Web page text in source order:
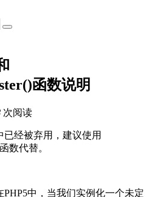
函数说明
次阅读
已经被弃用，建议使用
函数代替。
中，当我们实例化一个未定